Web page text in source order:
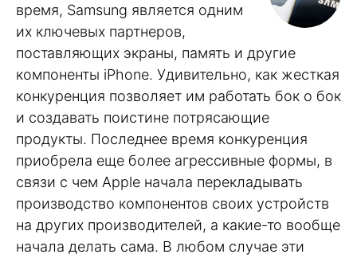
время, Samsung является одним
их ключевых партнеров,
поставляющих экраны, память и другие
компоненты iPhone. Удивительно, как жесткая
конкуренция позволяет им работать бок о бок
и создавать поистине потрясающие
продукты. Последнее время конкуренция
приобрела еще более агрессивные формы, в
связи с чем Apple начала перекладывать
производство компонентов своих устройств
на других производителей, а какие-то вообще
начала делать сама. В любом случае эти